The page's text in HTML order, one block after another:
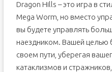
Dragon Hills – это игра в
Mega Worm, но вместо
вы будете управлять
наездником. Вашей целью
своем пути, уберегая
катаклизмов и